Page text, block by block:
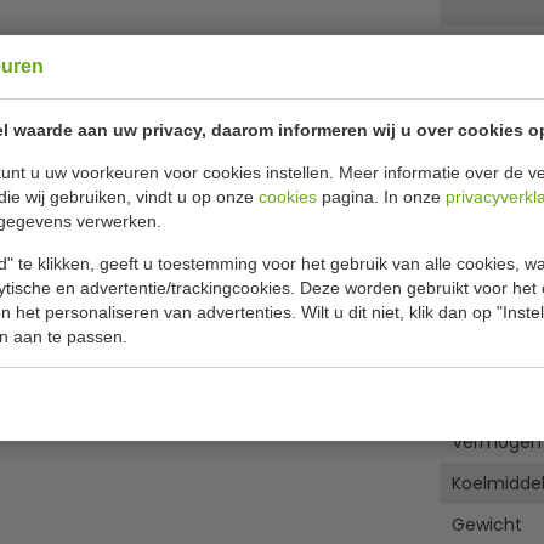
waarde aan uw privacy, daarom informeren wij u over cookies
u uw voorkeuren voor cookies instellen. Meer informatie over de
wij gebruiken, vindt u op onze cookies pagina. In onze
verwerken.
te klikken, geeft u toestemming voor het gebruik van alle cookies,
en advertentie/trackingcookies. Deze worden gebruikt voor het
het personaliseren van advertenties. Wilt u dit niet, klik dan op
aan te passen.
✔ Gratis
compacte opslag voor uw meest populaire
u uw bestsellers altijd perfect gekoeld en
en energiezuinige interne LED-verlichting. Zo
De koeling is bovendien heel
de handige semi-automatische ontdooiing.
en blikjes.
gebruik in professionele keukens. Ze hebben
De G-serie is de perfecte keus als u
32°C.
Model
Vermogen
Koelmiddel
Gewicht